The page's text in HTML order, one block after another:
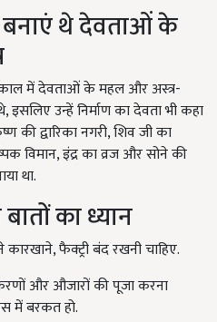
बनाएं थे देवताओं के
काल में देवताओं के महल और अस्त्र-
इसलिए उन्हें निर्माण का देवता भी कहा
की द्वारिका नगरी, शिव जी का
विमान, इंद्र का व्रज और सोने की
था.
का ध्यान
फैक्ट्री बंद रखनी चाहिए.
और औजारों की पूजा करना
में बरकत हो.